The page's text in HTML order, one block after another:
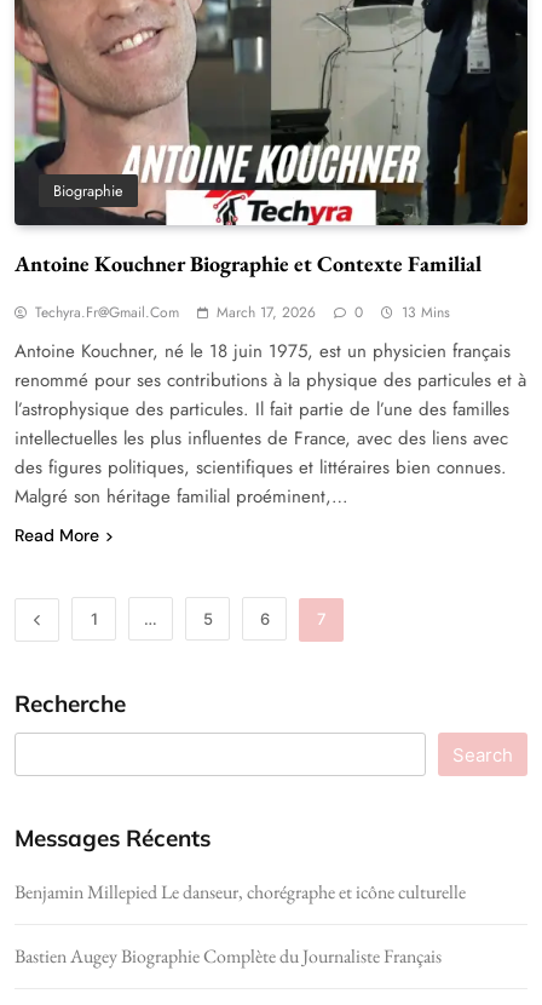
Biographie
Antoine Kouchner Biographie et Contexte Familial
Techyra.fr@gmail.com March 17, 2026 0 13 Mins
Antoine Kouchner, né le 18 juin 1975, est un physicien français
renommé pour ses contributions à la physique des particules et à
l’astrophysique des particules. Il fait partie de l’une des familles
intellectuelles les plus influentes de France, avec des liens avec
des figures politiques, scientifiques et littéraires bien connues.
Malgré son héritage familial proéminent,…
Read More
1 … 5 6 7
Recherche
Search
Messages Récents
Benjamin Millepied Le danseur, chorégraphe et icône culturelle
Bastien Augey Biographie Complète du Journaliste Français